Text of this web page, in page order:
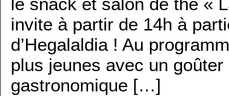
invite à partir de 14h à
d’Hegalaldia ! Au
plus jeunes avec un
gastronomique […]